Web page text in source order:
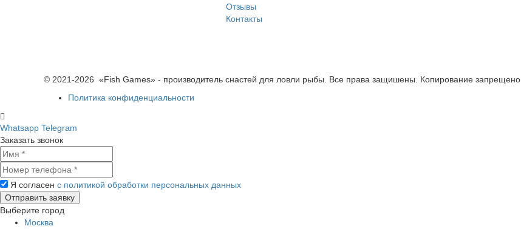
Отзывы
Контакты
© 2021-2026 «Fish Games» - производитель снастей для ловли рыбы. Все права защишены. Копирование запрещено
Политика конфиденциальности
Whatsapp Telegram
Заказать звонок
Я согласен с политикой обработки персональных данных
Выберите город
Москва